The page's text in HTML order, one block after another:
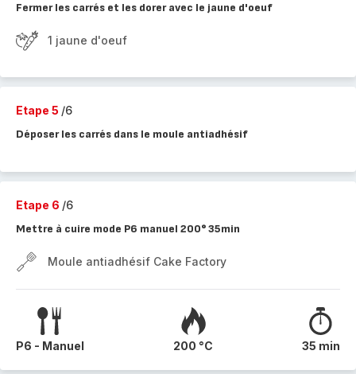
Fermer les carrés et les dorer avec le jaune d'oeuf
1 jaune d'oeuf
Etape 5 /6
Déposer les carrés dans le moule antiadhésif
Etape 6 /6
Mettre à cuire mode P6 manuel 200° 35min
Moule antiadhésif Cake Factory
P6 - Manuel 200 °C 35 min